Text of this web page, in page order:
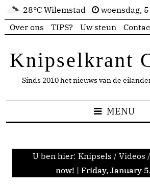
28°C Wilemstad
woensdag,
Over ons
TIPS? Uw steun
Knipselkrant
Sinds 2010 het nieuws van de
MENU
U ben hier: Knipsels / Videos /
now! | Friday, January